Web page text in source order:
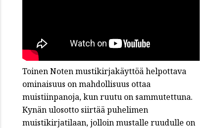
Toinen Noten mustikirjakäyttöä helpottava
ominaisuus on mahdollisuus ottaa
muistiinpanoja, kun ruutu on sammutettuna.
Kynän ulosotto siirtää puhelimen
muistikirjatilaan, jolloin mustalle ruudulle on